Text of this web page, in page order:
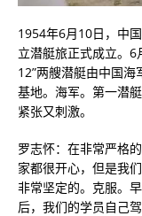
1954年6月10日，中
立潜艇旅正式成立。6
12”两艘潜艇由中国
基地。海军。第一潜
紧张又刺激。
罗志怀：在非常严格
家都很开心，但是我
非常坚定的。克服。
后，我们的学员自己驾